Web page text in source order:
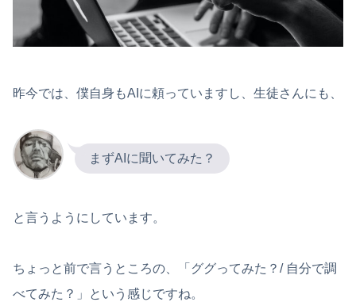
昨今では、僕自身もAIに頼っていますし、生徒さんにも、
まずAIに聞いてみた？
と言うようにしています。
ちょっと前で言うところの、「ググってみた？/ 自分で調
べてみた？」という感じですね。